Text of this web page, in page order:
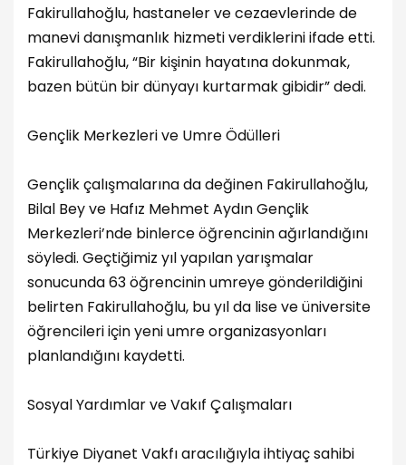
Fakirullahoğlu, hastaneler ve cezaevlerinde de
manevi danışmanlık hizmeti verdiklerini ifade etti.
Fakirullahoğlu, “Bir kişinin hayatına dokunmak,
bazen bütün bir dünyayı kurtarmak gibidir” dedi.
Gençlik Merkezleri ve Umre Ödülleri
Gençlik çalışmalarına da değinen Fakirullahoğlu,
Bilal Bey ve Hafız Mehmet Aydın Gençlik
Merkezleri’nde binlerce öğrencinin ağırlandığını
söyledi. Geçtiğimiz yıl yapılan yarışmalar
sonucunda 63 öğrencinin umreye gönderildiğini
belirten Fakirullahoğlu, bu yıl da lise ve üniversite
öğrencileri için yeni umre organizasyonları
planlandığını kaydetti.
Sosyal Yardımlar ve Vakıf Çalışmaları
Türkiye Diyanet Vakfı aracılığıyla ihtiyaç sahibi